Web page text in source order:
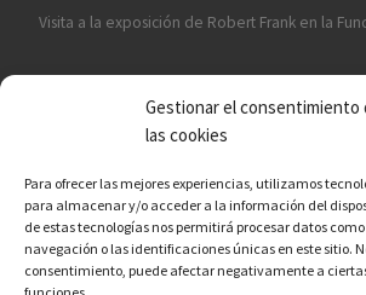
Gestionar el consentimiento
las cookies
Para ofrecer las mejores experiencias, utilizamos
para almacenar y/o acceder a la información del
de estas tecnologías nos permitirá procesar datos
navegación o las identificaciones únicas en este sitio.
consentimiento, puede afectar negativamente a
Visita a la exposición de Robert Frank en la
¡ASÓCIATE A CÁMARA EN MANO!